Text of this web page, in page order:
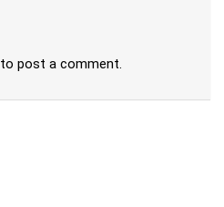
to post a comment.